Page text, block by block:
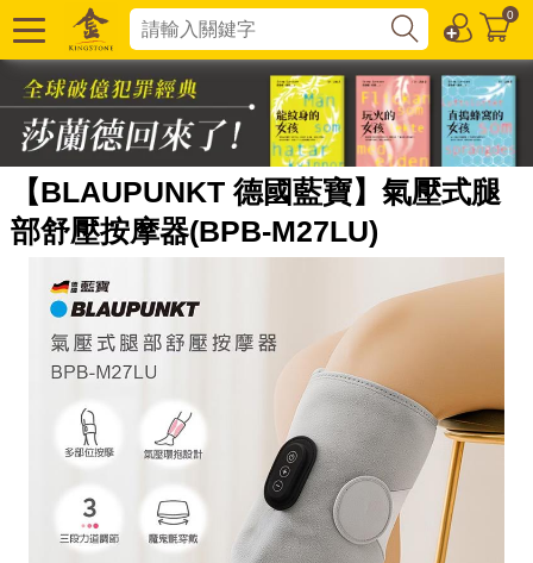
0
【BLAUPUNKT 德國藍寶】氣壓式腿
部舒壓按摩器(BPB-M27LU)